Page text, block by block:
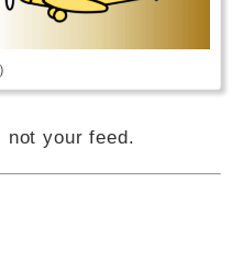
not your feed.